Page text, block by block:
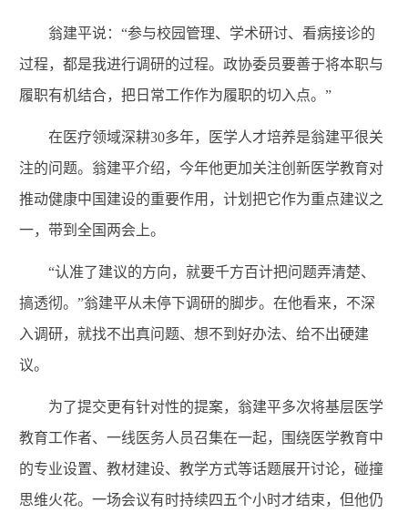
翁建平说：“参与校园管理、学术研讨、看病接诊的
过程，都是我进行调研的过程。政协委员要善于将本职与
履职有机结合，把日常工作作为履职的切入点。”
在医疗领域深耕30多年，医学人才培养是翁建平很关
注的问题。翁建平介绍，今年他更加关注创新医学教育对
推动健康中国建设的重要作用，计划把它作为重点建议之
一，带到全国两会上。
“认准了建议的方向，就要千方百计把问题弄清楚、
搞透彻。”翁建平从未停下调研的脚步。在他看来，不深
入调研，就找不出真问题、想不到好办法、给不出硬建
议。
为了提交更有针对性的提案，翁建平多次将基层医学
教育工作者、一线医务人员召集在一起，围绕医学教育中
的专业设置、教材建设、教学方式等话题展开讨论，碰撞
思维火花。一场会议有时持续四五个小时才结束，但他仍